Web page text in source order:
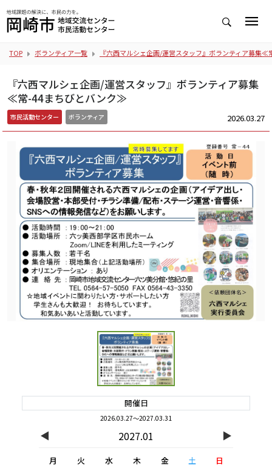
TOP ボランティア一覧 『六西マルシェ企画/運営スタッフ』ボランティア募集
『六西マルシェ企画/運営スタッフ』ボランティア募集
≪常-44まちびとバンク≫
市民活動センター ボランティア 2026.03.27
開催日
2026.03.27～2027.03.31
◀ 2027.01 ▶
月 火 水 木 金 土
日